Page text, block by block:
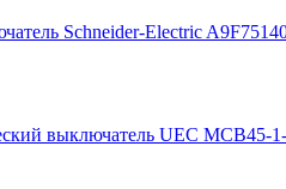
Schneider-Electric
выключатель UEC MCB45-